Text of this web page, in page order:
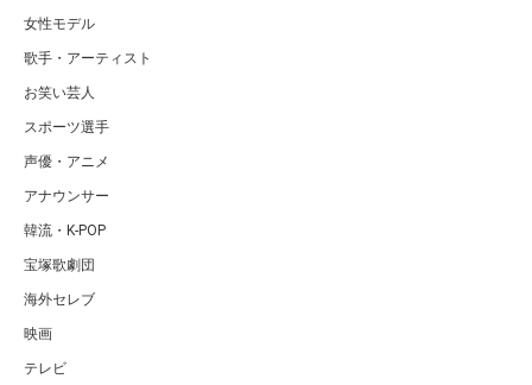
女性モデル
歌手・アーティスト
お笑い芸人
スポーツ選手
声優・アニメ
アナウンサー
韓流・K-POP
宝塚歌劇団
海外セレブ
映画
テレビ